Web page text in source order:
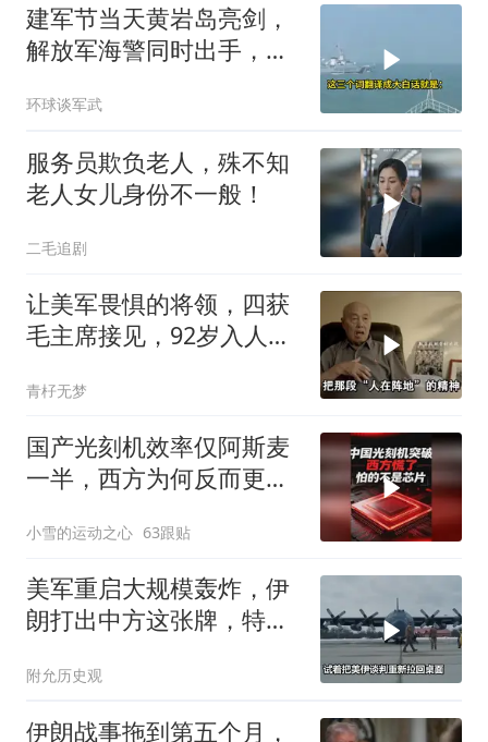
建军节当天黄岩岛亮剑，
解放军海警同时出手，菲
环球谈军武
服务员欺负老人，殊不知
老人女儿身份不一般！
二毛追剧
让美军畏惧的将领，四获
毛主席接见，92岁入人民
青杍无梦
国产光刻机效率仅阿斯麦
一半，西方为何反而更
小雪的运动之心 63跟贴
美军重启大规模轰炸，伊
朗打出中方这张牌，特朗
附允历史观
伊朗战事拖到第五个月，